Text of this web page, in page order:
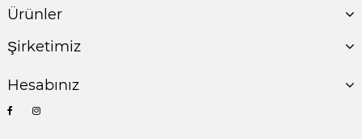
Ürünler
Şirketimiz
Hesabınız